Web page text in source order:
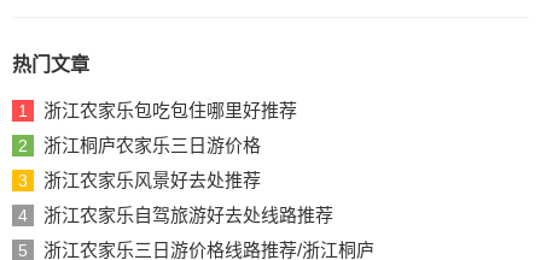
热门文章
1 浙江农家乐包吃包住哪里好推荐
2 浙江桐庐农家乐三日游价格
3 浙江农家乐风景好去处推荐
4 浙江农家乐自驾旅游好去处线路推荐
5 浙江农家乐三日游价格线路推荐/浙江桐庐